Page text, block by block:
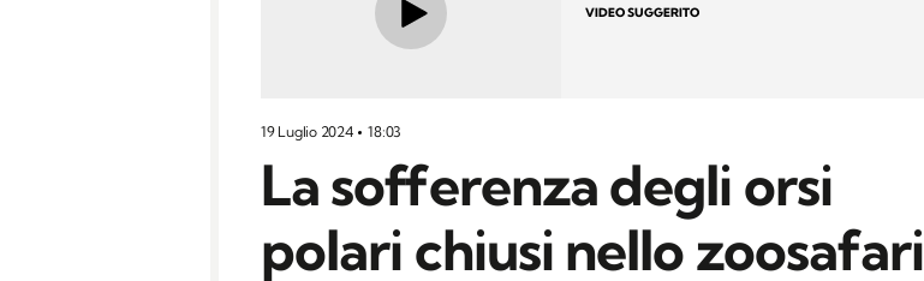
VIDEO SUGGERITO
19 Luglio 2024 18:03
La sofferenza degli orsi
polari chiusi nello zoosafari